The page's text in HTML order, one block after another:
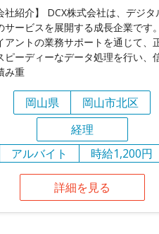
社紹介】 DCX株式会社は、デジタ
サービスを展開する成長企業です
アントの業務サポートを通じて、
ピーディーなデータ処理を行い、
み重
岡山県
岡山市北区
経理
アルバイト
時給1,200円
詳細を見る